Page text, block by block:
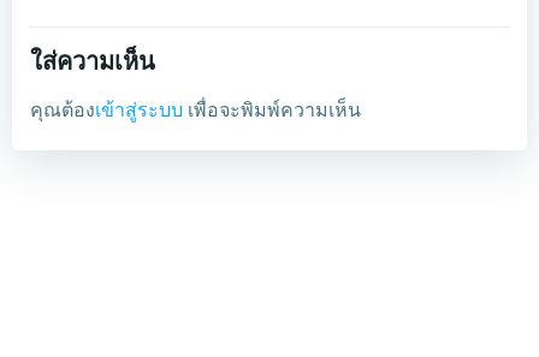
ใส่ความเห็น
คุณต้องเข้าสู่ระบบ เพื่อจะพิมพ์ความเห็น